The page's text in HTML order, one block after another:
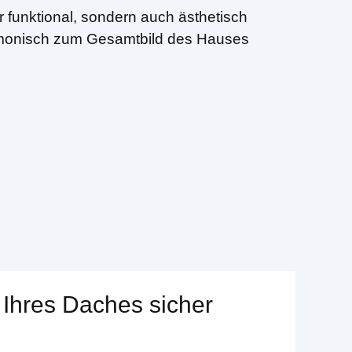
funktional, sondern auch ästhetisch
zum Gesamtbild des Hauses
Daches sicher